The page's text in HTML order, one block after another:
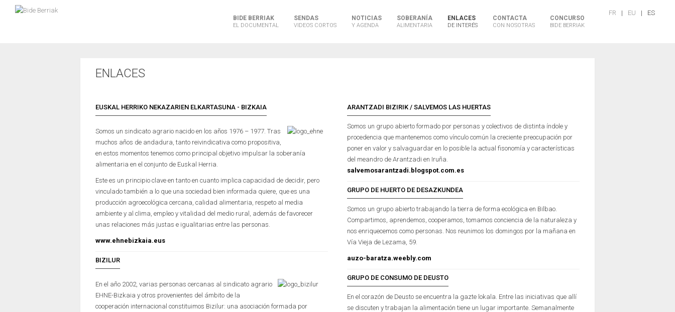
FR | EU | ES
BIDE BERRIAK
EL DOCUMENTAL
SENDAS
VIDEOS CORTOS
NOTICIAS
Y AGENDA
SOBERANÍA
ALIMENTARIA
ENLACES
DE INTERÉS
CONTACTA
CON NOSOTRAS
CONCURSO
BIDE BERRIAK
ENLACES
EUSKAL HERRIKO NEKAZARIEN ELKARTASUNA - BIZKAIA
Somos un sindicato agrario nacido en los años 1976 – 1977. Tras
muchos años de andadura, tanto reivindicativa como propositiva,
en estos momentos tenemos como principal objetivo impulsar la soberanía
alimentaria en el conjunto de Euskal Herria.
Este es un principio clave en tanto en cuanto implica capacidad de decidir, pero
vinculado también a lo que una sociedad bien informada quiere, que es una
producción agroecológica cercana, calidad alimentaria, respeto al media
ambiente y al clima, empleo y vitalidad del medio rural, además de favorecer
unas relaciones más justas e igualitarias entre las personas.
www.ehnebizkaia.eus
BIZILUR
En el año 2002, varias personas cercanas al sindicato agrario
EHNE-Bizkaia y otros provenientes del ámbito de la
cooperación internacional constituimos Bizilur: una asociación formada por
ARANTZADI BIZIRIK / SALVEMOS LAS HUERTAS
Somos un grupo abierto formado por personas y colectivos de distinta índole y
procedencia que mantenemos como vínculo común la creciente preocupación por
poner en valor y salvaguardar en lo posible la actual fisonomía y características
del meandro de Arantzadi en Iruña.
salvemosarantzadi.blogspot.com.es
GRUPO DE HUERTO DE DESAZKUNDEA
Somos un grupo abierto trabajando la tierra de forma ecológica en Bilbao.
Compartimos, aprendemos, cooperamos, tomamos conciencia de la naturaleza y
nos enriquecemos como personas. Nos reunimos los domingos por la mañana en
Vía Vieja de Lezama, 59.
auzo-baratza.weebly.com
GRUPO DE CONSUMO DE DEUSTO
En el corazón de Deusto se encuentra la gazte lokala. Entre las iniciativas que allí
se discuten y trabajan la alimentación tiene un lugar importante. Semanalmente